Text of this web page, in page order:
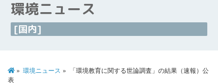
環境ニュース
[国内]
環境ニュース
「環境教育に関する世論調査」の結果（速報）公
表